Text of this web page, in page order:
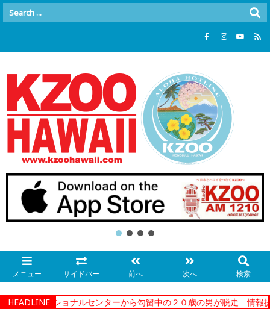
メニュー サイドバー 前へ 次へ 検索
HEADLINE
ーコレクショナルセンターから勾留中の２０歳の男が脱走 情報提